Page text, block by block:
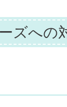
ズへの